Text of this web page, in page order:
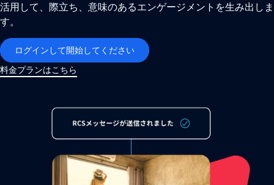
活用して、際立ち、意味のあるエンゲージメントを生み出しま
す。
ログインして開始してください
料金プランはこちら